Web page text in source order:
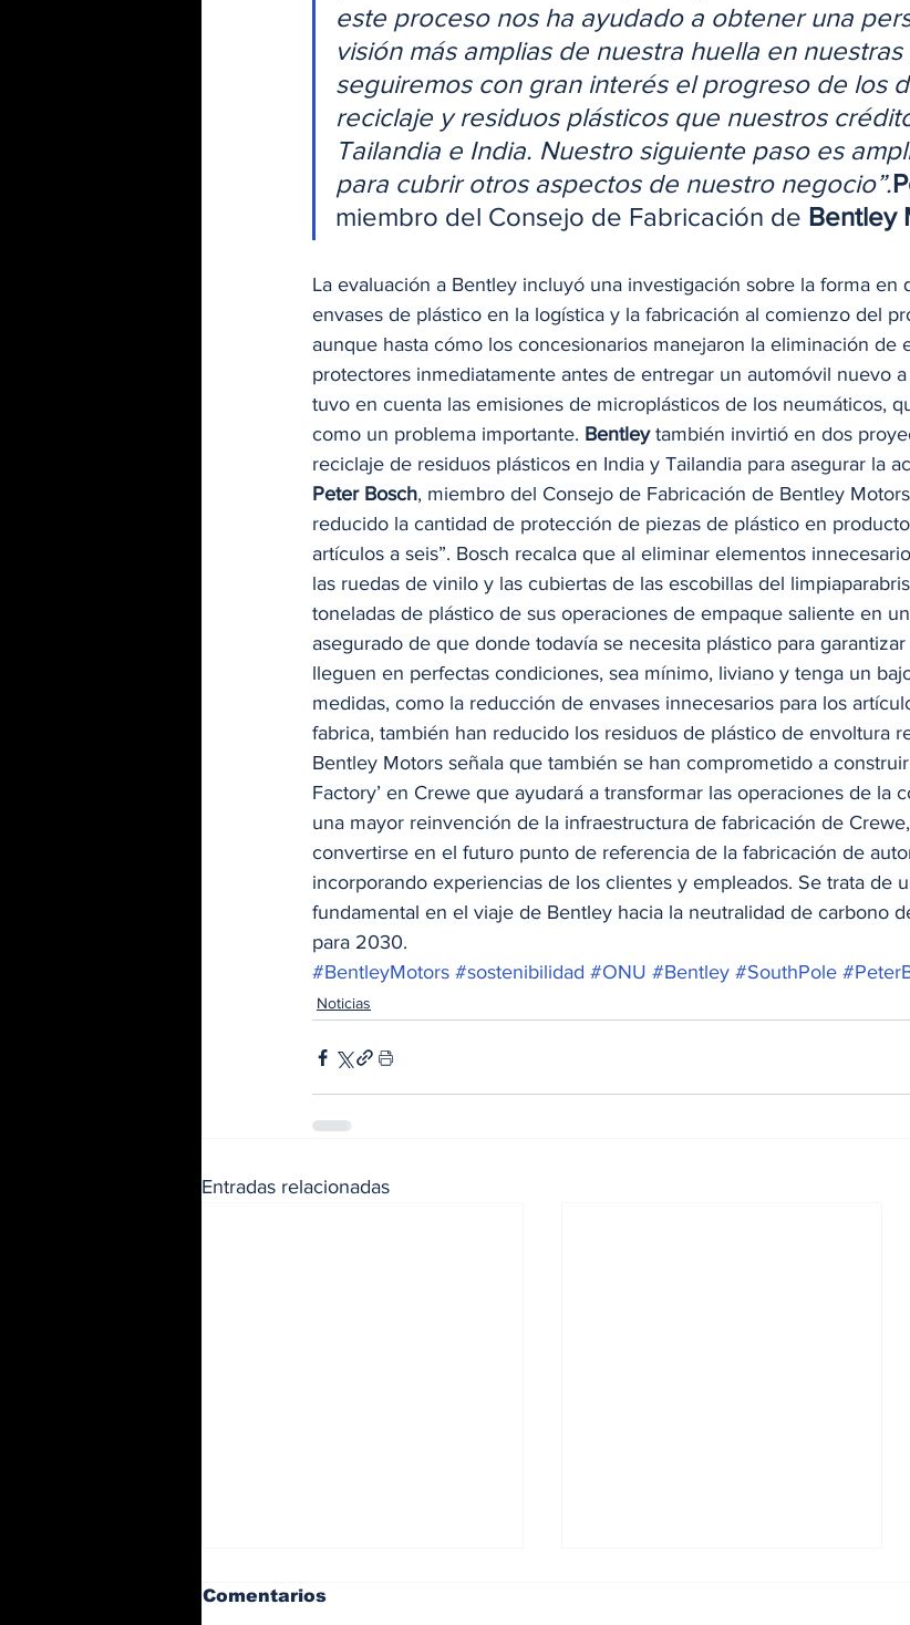
este proceso nos ha ayudado a obtener una
visión más amplias de nuestra huella en
seguiremos con gran interés el progreso de los
reciclaje y residuos plásticos que nuestros
Tailandia e India. Nuestro siguiente paso es
para cubrir otros aspectos de nuestro negocio”.
miembro del Consejo de Fabricación de Bentley
La evaluación a Bentley incluyó una investigación sobre la forma en
envases de plástico en la logística y la fabricación al comienzo del
aunque hasta cómo los concesionarios manejaron la eliminación de
protectores inmediatamente antes de entregar un automóvil nuevo
tuvo en cuenta las emisiones de microplásticos de los neumáticos,
como un problema importante. Bentley también invirtió en dos
reciclaje de residuos plásticos en India y Tailandia para asegurar la
Peter Bosch, miembro del Consejo de Fabricación de Bentley
reducido la cantidad de protección de piezas de plástico en
artículos a seis”. Bosch recalca que al eliminar elementos
las ruedas de vinilo y las cubiertas de las escobillas del
toneladas de plástico de sus operaciones de empaque saliente en
asegurado de que donde todavía se necesita plástico para
lleguen en perfectas condiciones, sea mínimo, liviano y tenga un
medidas, como la reducción de envases innecesarios para los
fabrica, también han reducido los residuos de plástico de envoltura
Bentley Motors señala que también se han comprometido a
Factory’ en Crewe que ayudará a transformar las operaciones de la
una mayor reinvención de la infraestructura de fabricación de
convertirse en el futuro punto de referencia de la fabricación de
incorporando experiencias de los clientes y empleados. Se trata de
fundamental en el viaje de Bentley hacia la neutralidad de carbono
para 2030.
#BentleyMotors #sostenibilidad #ONU #Bentley #SouthPole
Noticias
Entradas relacionadas
Comentarios